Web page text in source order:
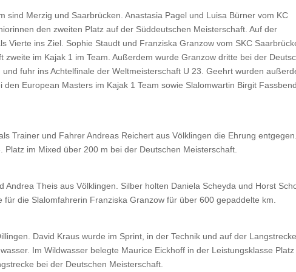
sind Merzig und Saarbrücken. Anastasia Pagel und Luisa Bürner vom KC
den zweiten Platz auf der Süddeutschen Meisterschaft. Auf der
Vierte ins Ziel. Sophie Staudt und Franziska Granzow vom SKC
im Kajak 1 im Team. Außerdem wurde Granzow dritte bei der
fuhr ins Achtelfinale der Weltmeisterschaft U 23. Geehrt wurden
European Masters im Kajak 1 Team sowie Slalomwartin Birgit
Trainer und Fahrer Andreas Reichert aus Völklingen die Ehrung
im Mixed über 200 m bei der Deutschen Meisterschaft.
Andrea Theis aus Völklingen. Silber holten Daniela Scheyda und Horst
die Slalomfahrerin Franziska Granzow für über 600 gepaddelte km.
David Kraus wurde im Sprint, in der Technik und auf der
Im Wildwasser belegte Maurice Eickhoff in der Leistungsklasse Platz
bei der Deutschen Meisterschaft.